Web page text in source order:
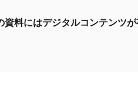
資料にはデジタルコンテンツが